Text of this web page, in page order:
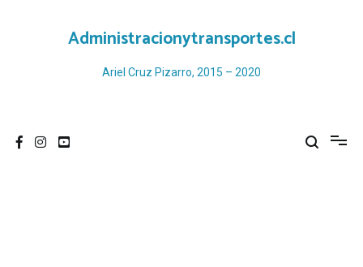
Administracionytransportes.cl
Ariel Cruz Pizarro, 2015 – 2020